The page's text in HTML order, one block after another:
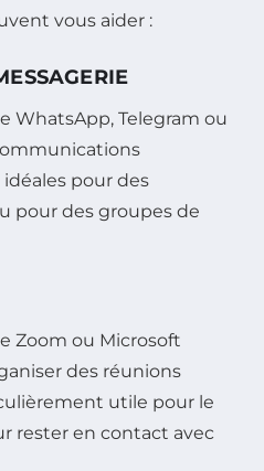
vous aider :
WhatsApp, Telegram ou
pour des
pour des groupes de
Zoom ou Microsoft
des réunions
utile pour le
rester en contact avec